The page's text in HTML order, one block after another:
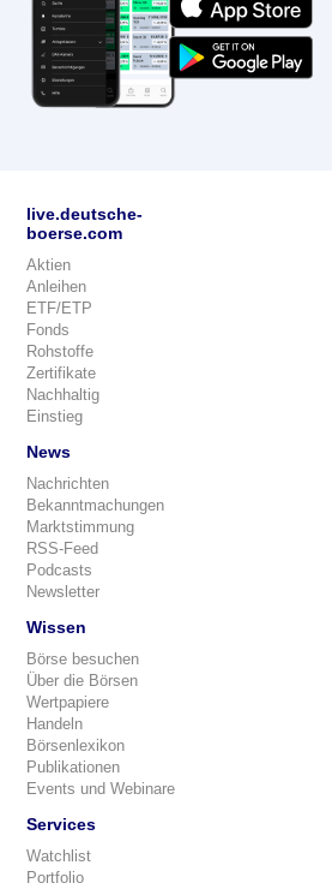
live.deutsche-
boerse.com
Aktien
Anleihen
ETF/ETP
Fonds
Rohstoffe
Zertifikate
Nachhaltig
Einstieg
News
Nachrichten
Bekanntmachungen
Marktstimmung
RSS-Feed
Podcasts
Newsletter
Wissen
Börse besuchen
Über die Börsen
Wertpapiere
Handeln
Börsenlexikon
Publikationen
Events und Webinare
Services
Watchlist
Portfolio